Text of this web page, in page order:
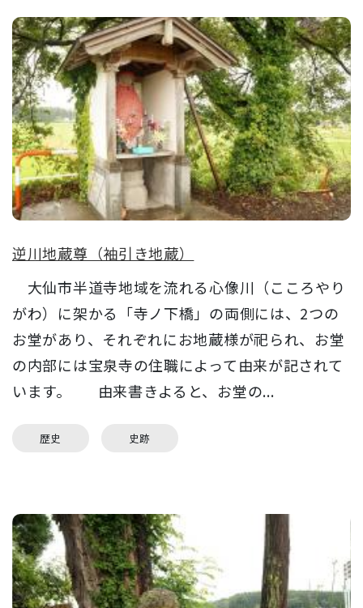
逆川地蔵尊（袖引き地蔵）
大仙市半道寺地域を流れる心像川（こころやり
がわ）に架かる「寺ノ下橋」の両側には、2つの
お堂があり、それぞれにお地蔵様が祀られ、お堂
の内部には宝泉寺の住職によって由来が記されて
います。 由来書きよると、お堂の...
歴史 史跡